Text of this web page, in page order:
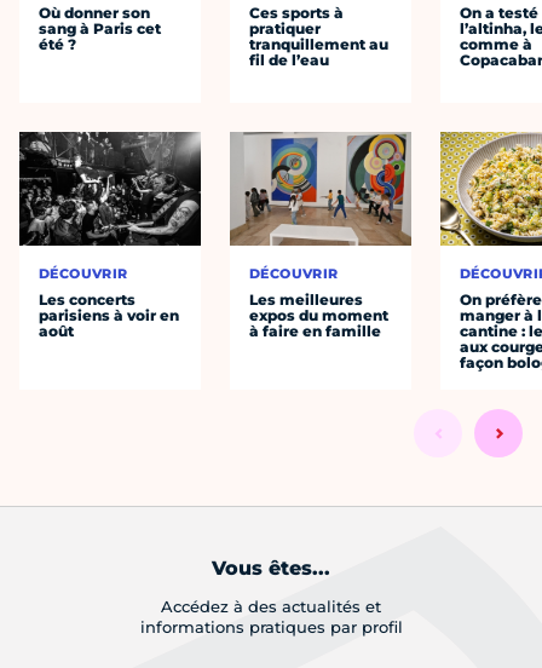
Où donner son
sang à Paris cet
été ?
DÉCOUVRIR
Les concerts
parisiens à voir en
août
Ces sports à
pratiquer
tranquillement au
fil de l’eau
DÉCOUVRIR
Les meilleures
expos du moment
à faire en famille
On a testé
l’altinha,
comme à
On préfère
manger à
cantine :
aux
façon
Vous êtes...
Accédez à des actualités et
informations pratiques par profil